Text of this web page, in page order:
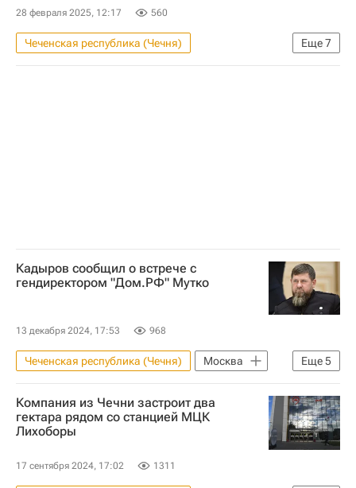
Российский фонд прямых инвестиций
Промсвязьбанк
28 февраля 2025, 12:17 560
Еще7
Чеченская республика (Чечня)
Вопрос-ответ – РИА Недвижимость
Кадыров сообщил о встрече c
гендиректором "Дом.РФ" Мутко
13 декабря 2024, 17:53 968
Еще5
Чеченская республика (Чечня)
Москва
Грозный
Виталий Мутко
Рамзан Кадыров
"Дом.РФ"
Градостроительство
Компания из Чечни застроит два
гектара рядом со станцией МЦК
Лихоборы
17 сентября 2024, 17:02 1311